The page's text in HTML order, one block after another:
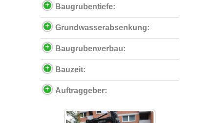
Baugrubentiefe:
Grundwasserabsenkung:
Baugrubenverbau:
Bauzeit:
Auftraggeber: